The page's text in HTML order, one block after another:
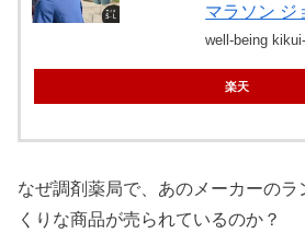
マラソン ジ
well-being
楽天
なぜ調剤薬局で、あのメーカーのラ
くりな商品が売られているのか？